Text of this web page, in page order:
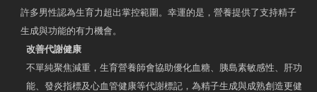
許多男性認為生育力超出掌控範圍。幸運的是，營養提供了支持精子
生成與功能的有力機會。
改善代謝健康
不單純聚焦減重，生育營養師會協助優化血糖、胰島素敏感性、肝功
能、發炎指標及心血管健康等代謝標記，為精子生成與成熟創造更健